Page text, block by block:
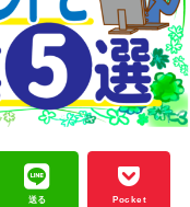
送る Pocket